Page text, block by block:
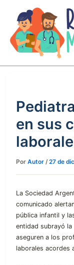
contenido
en sus
Por Autor /27 de
La Sociedad
comunicado
pública infantil y
entidad subrayó la
aseguren a los
laborales acordes